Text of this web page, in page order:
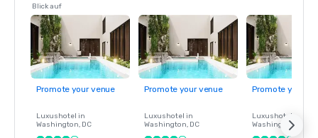
Blick auf
Promote your venue
Luxushotel in
Washington, DC
Promote your venue
Luxushotel in
Washington, DC
Promote your
Luxushotel in
Washington